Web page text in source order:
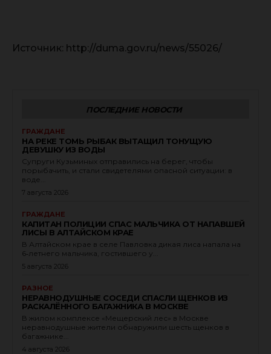
Источник: http://duma.gov.ru/news/55026/
ПОСЛЕДНИЕ НОВОСТИ
ГРАЖДАНЕ
НА РЕКЕ ТОМЬ РЫБАК ВЫТАЩИЛ ТОНУЩУЮ
ДЕВУШКУ ИЗ ВОДЫ
Супруги Кузьминых отправились на берег, чтобы
порыбачить, и стали свидетелями опасной ситуации: в
воде...
7 августа 2026
ГРАЖДАНЕ
КАПИТАН ПОЛИЦИИ СПАС МАЛЬЧИКА ОТ НАПАВШЕЙ
ЛИСЫ В АЛТАЙСКОМ КРАЕ
В Алтайском крае в селе Павловка дикая лиса напала на
6‑летнего мальчика, гостившего у...
5 августа 2026
РАЗНОЕ
НЕРАВНОДУШНЫЕ СОСЕДИ СПАСЛИ ЩЕНКОВ ИЗ
РАСКАЛЁННОГО БАГАЖНИКА В МОСКВЕ
В жилом комплексе «Мещерский лес» в Москве
неравнодушные жители обнаружили шесть щенков в
багажнике...
4 августа 2026